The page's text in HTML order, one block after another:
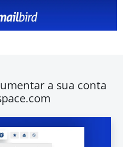
a sua conta